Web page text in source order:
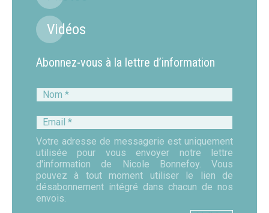
Vidéos
Abonnez-vous à la lettre d’information
Nom
Email
Votre adresse de messagerie est uniquement
utilisée pour vous envoyer notre lettre
d'information de Nicole Bonnefoy. Vous
pouvez à tout moment utiliser le lien de
désabonnement intégré dans chacun de nos
envois.